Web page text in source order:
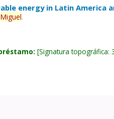
energy in Latin America
Miguel.
Signatura topográfica: